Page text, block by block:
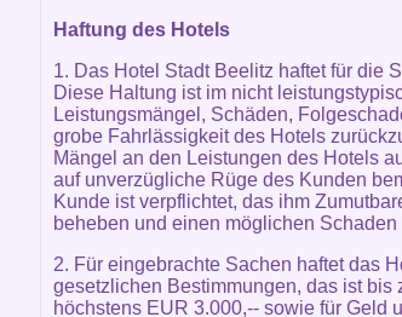
Haftung des Hotels
1. Das Hotel Stadt Beelitz haftet für die
Diese Haltung ist im nicht
Leistungsmängel, Schäden,
grobe Fahrlässigkeit des Hotels
Mängel an den Leistungen des Hotels
auf unverzügliche Rüge des Kunden
Kunde ist verpflichtet, das ihm
beheben und einen möglichen
2. Für eingebrachte Sachen haftet das
gesetzlichen Bestimmungen, das ist bis
höchstens EUR 3.000,-- sowie für Geld